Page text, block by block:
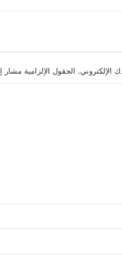
الإلكتروني. الحقول الإلزامية مشار